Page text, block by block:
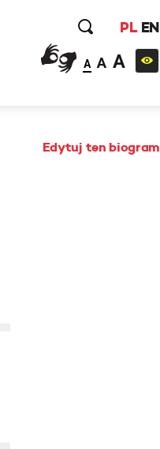
PL EN
A A A
Edytuj ten biogram